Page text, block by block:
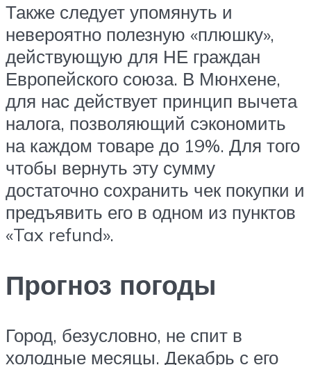
Также следует упомянуть и
невероятно полезную «плюшку»,
действующую для НЕ граждан
Европейского союза. В Мюнхене,
для нас действует принцип вычета
налога, позволяющий сэкономить
на каждом товаре до 19%. Для того
чтобы вернуть эту сумму
достаточно сохранить чек покупки и
предъявить его в одном из пунктов
«Tax refund».
Прогноз погоды
Город, безусловно, не спит в
холодные месяцы. Декабрь с его